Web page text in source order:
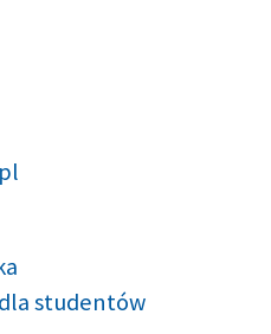
studentów